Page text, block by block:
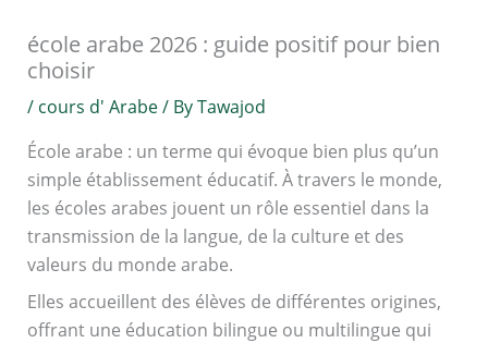
école arabe 2026 : guide positif pour bien
choisir
/ cours d' Arabe/ ByTawajod
École arabe : un terme qui évoque bien plus qu’un
simple établissement éducatif. À travers le monde,
les écoles arabes jouent un rôle essentiel dans la
transmission de la langue, de la culture et des
valeurs du monde arabe.
Elles accueillent des élèves de différentes origines,
offrant une éducation bilingue ou multilingue qui